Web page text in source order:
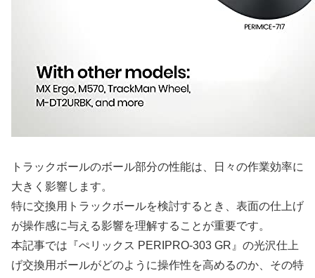
トラックボールのボール部分の性能は、日々の作業効率に
大きく影響します。
特に交換用トラックボールを検討するとき、表面の仕上げ
が操作感に与える影響を理解することが重要です。
本記事では『ぺリックス PERIPRO-303 GR』の光沢仕上
げ交換用ボールがどのように操作性を高めるのか、その特